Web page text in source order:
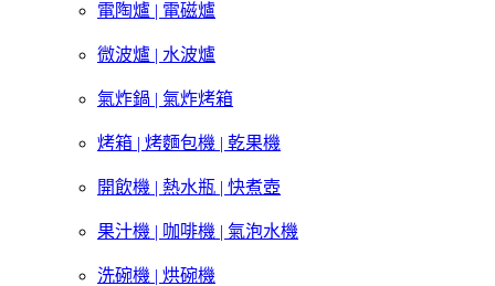
電陶爐 | 電磁爐
微波爐 | 水波爐
氣炸鍋 | 氣炸烤箱
烤箱 | 烤麵包機 | 乾果機
開飲機 | 熱水瓶 | 快煮壺
果汁機 | 咖啡機 | 氣泡水機
洗碗機 | 烘碗機